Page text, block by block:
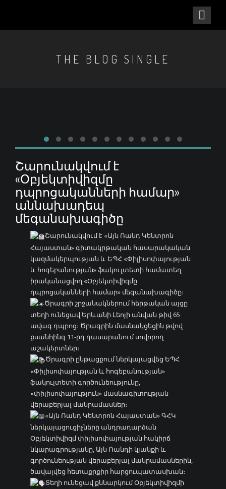
THE BLOG SINGLE
Շարունակվում է
«Օբյեկտիվիզմը
դպրոցականների համար»
աննախադեպ
մեգանախագիծը
Շարունակվում է «Այն Ռանդ Կենտրոն
Հայաստան» գիտակրթական հասարակական
կազմակերպության և ԵՊՀ «Փիլիսոփայության
և հոգեբանության» ֆակուլտետի համատեղ
իրականացվող «Օբյեկտիվիզմը
դպրոցականների համար» մեգանախագիծը։
Ծրագրի շրջանակներում հերթական այցը
տեղի ունեցավ Երևանի Լեոյի անվան թիվ 65
ավագ դպրոց։ Ծրագրին մասնակցեցին թվով
քսանհինգ 11-րդ դասարանում սովորող
աշակերտներ։
Ծրագրի ընթացքում ներկայացվեց ԵՊՀ
«Փիլիսոփայության և հոգեբանության»
ֆակուլտետի գործունեությունը,
«փիլիսոփայություն» մասնագիտության
վերաբերյալ մանրամասներ։
«Այն Ռանդ Կենտրոն Հայաստան» ԳՀԿ
ներկայացուցիչները անդրադարձան
Օբյեկտիվիզմ փիլիսոփայության հակիրճ
նկարագրությանը, Այն Ռանդի կյանքի և
գործունեության վերաբերյալ մանրամասներին,
ծավալվեց հետաքրքիր հարցուպատասխան։
Տեղի ունեցավ քննարկում Օբյեկտիվիզմի